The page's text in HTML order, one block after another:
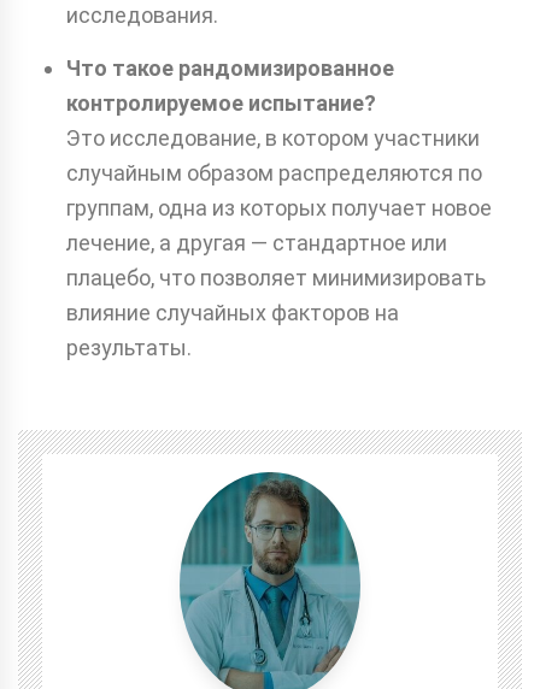
исследования.
Что такое рандомизированное
контролируемое испытание?
Это исследование, в котором участники
случайным образом распределяются по
группам, одна из которых получает новое
лечение, а другая — стандартное или
плацебо, что позволяет минимизировать
влияние случайных факторов на
результаты.